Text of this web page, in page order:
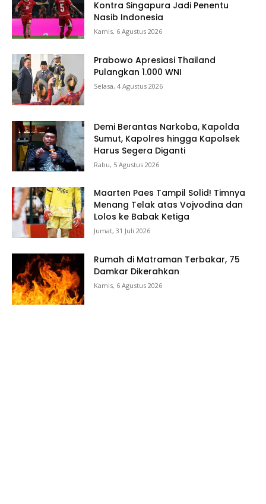
Kontra Singapura Jadi Penentu
Nasib Indonesia
Kamis, 6 Agustus 2026
Prabowo Apresiasi Thailand
Pulangkan 1.000 WNI
Selasa, 4 Agustus 2026
Demi Berantas Narkoba, Kapolda
Sumut, Kapolres hingga Kapolsek
Harus Segera Diganti
Rabu, 5 Agustus 2026
Maarten Paes Tampil Solid! Timnya
Menang Telak atas Vojvodina dan
Lolos ke Babak Ketiga
Jumat, 31 Juli 2026
Rumah di Matraman Terbakar, 75
Damkar Dikerahkan
Kamis, 6 Agustus 2026